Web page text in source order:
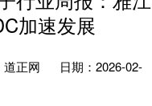
加速发展
道正网
日期：2026-02-